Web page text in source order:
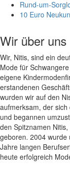
Rund-um-
10 Euro
Wir über uns
Wir, Nitis, sind ein
Mode für
eigene
erstandenen
wurden wir auf den
aufmerksam, der
und begannen
den Spitznamen
geboren. 2004
Jahre langen
heute erfolgreich